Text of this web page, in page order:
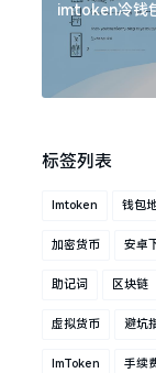
imtoken冷钱
标签列表
Imtoken 钱包
加密货币 安卓
助记词 区块链
虚拟货币 避坑
ImToken 手续